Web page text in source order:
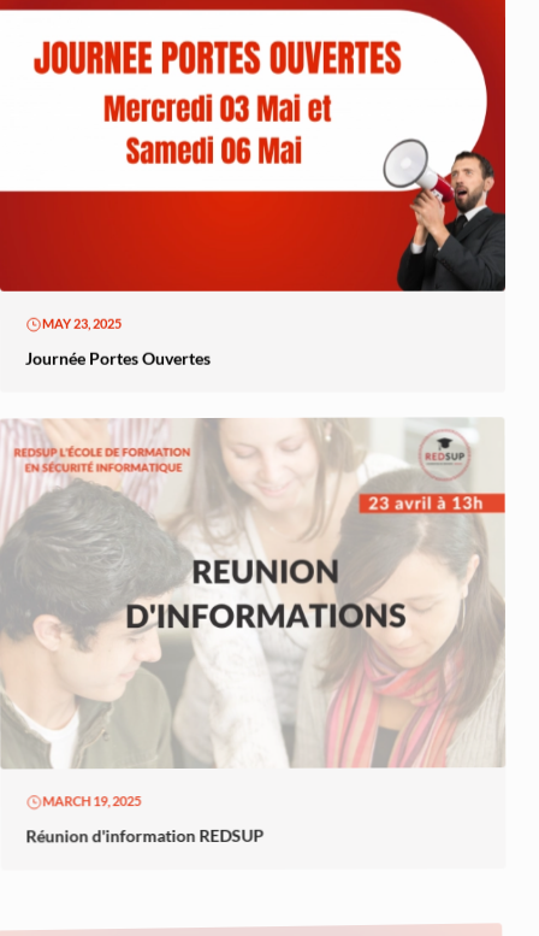
MAY 23, 2025
Journée Portes Ouvertes
Réunion d'information REDSUP